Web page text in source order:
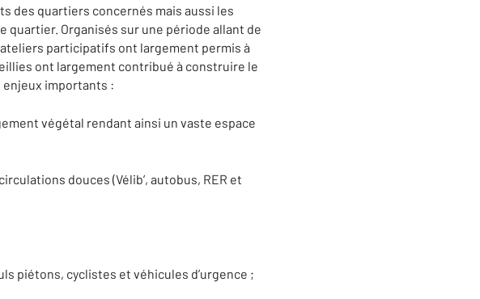
des quartiers concernés mais aussi les
quartier. Organisés sur une période allant de
participatifs ont largement permis à
ont largement contribué à construire le
importants :
végétal rendant ainsi un vaste espace
douces (Vélib’, autobus, RER et
cyclistes et véhicules d’urgence ;